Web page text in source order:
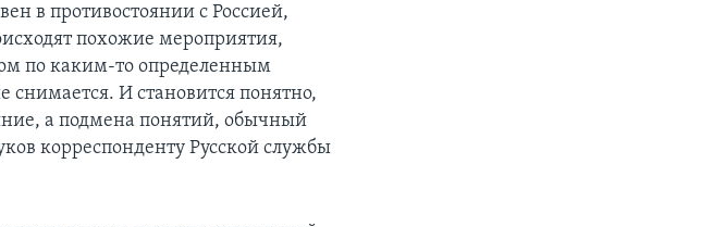
в противостоянии с Россией,
похожие мероприятия,
по каким-то определенным
снимается. И становится понятно,
а подмена понятий, обычный
корреспонденту Русской службы